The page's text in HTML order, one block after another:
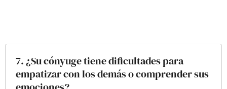
7. ¿Su cónyuge tiene dificultades para
empatizar con los demás o comprender sus